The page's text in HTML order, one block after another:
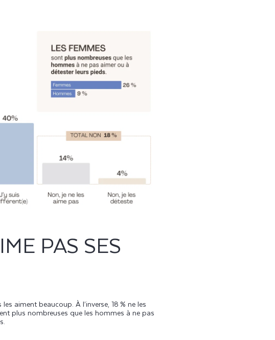
PAS SES
aiment beaucoup. À l’inverse, 18 % ne les
plus nombreuses que les hommes à ne pas